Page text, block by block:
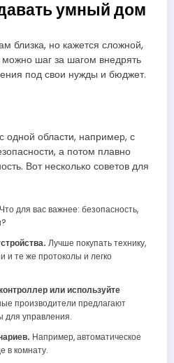
умный дом
близка, но кажется сложной,
шаг за шагом внедрять
под свои нужды и бюджет.
одной области, например, с
а потом плавно
Вот несколько советов для
Что для вас важнее: безопасность,
Лучше покупать технику,
и те же протоколы и легко
или используйте
производители предлагают
управления.
Например, автоматическое
в комнату.